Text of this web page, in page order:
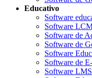
Educativo
Software
Software
Software de
Software de
Software
Software de
Software LMS